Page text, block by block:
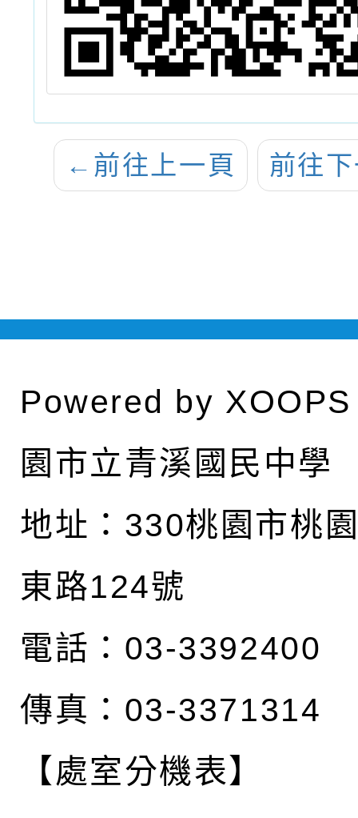
← 前往上一頁 前往
Powered by XOOPS
園市立青溪國民中學
地址： 330桃園市桃
東路124號
電話：03-3392400
傳真：03-3371314
【處室分機表】